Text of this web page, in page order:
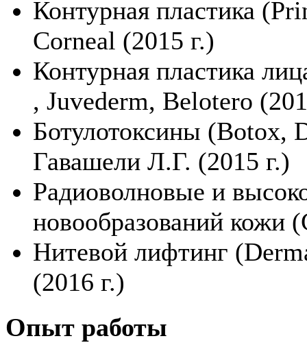
Контурная пластика
Corneal (2015 г.)
Контурная пластика
, Juvederm, Belotero
Ботулотоксины (Botox,
Гавашели Л.Г. (2015 г.)
Радиоволновые и
новообразований кожи
Нитевой лифтинг
(2016 г.)
Опыт работы